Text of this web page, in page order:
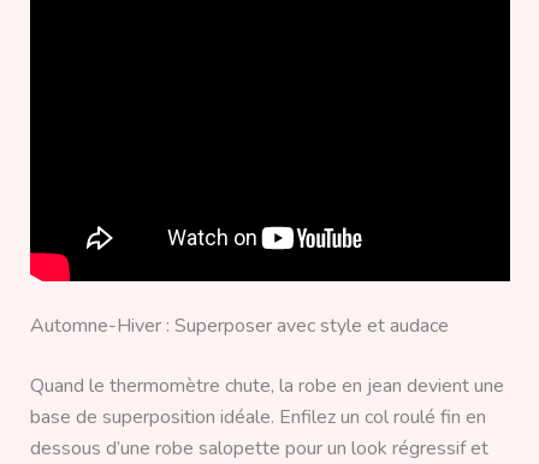
Automne-Hiver : Superposer avec style et audace
Quand le thermomètre chute, la robe en jean devient une
base de superposition idéale. Enfilez un col roulé fin en
dessous d’une robe salopette pour un look régressif et